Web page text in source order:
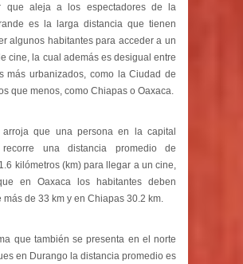
que aleja a los espectadores de la
es la larga distancia que tienen
algunos habitantes para acceder a un
cine, la cual además es desigual entre
más urbanizados, como la Ciudad de
que menos, como Chiapas o Oaxaca.
arroja que una persona en la capital
recorre una distancia promedio de
kilómetros (km) para llegar a un cine,
en Oaxaca los habitantes deben
más de 33 km y en Chiapas 30.2 km.
que también se presenta en el norte
en Durango la distancia promedio es